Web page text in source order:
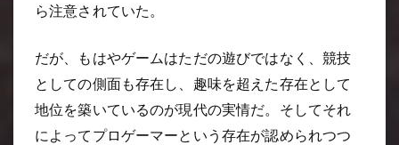
ら注意されていた。
だが、もはやゲームはただの遊びではなく、競技
としての側面も存在し、趣味を超えた存在として
地位を築いているのが現代の実情だ。そしてそれ
によってプロゲーマーという存在が認められつつ